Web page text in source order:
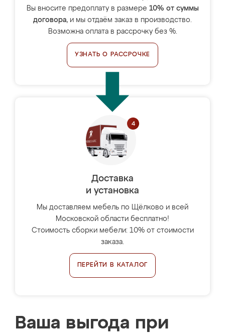
Вы вносите предоплату в размере 10% от суммы
договора, и мы отдаём заказ в производство.
Возможна оплата в рассрочку без %.
УЗНАТЬ О РАССРОЧКЕ
Доставка
и установка
Мы доставляем мебель по Щёлково и всей
Московской области бесплатно!
Стоимость сборки мебели: 10% от стоимости
заказа.
ПЕРЕЙТИ В КАТАЛОГ
Ваша выгода при